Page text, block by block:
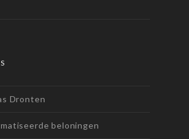
Dronten
beloningen